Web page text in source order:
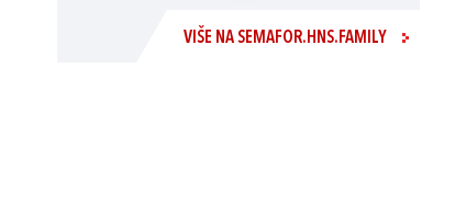
VIŠE NA SEMAFOR.HNS.FAMILY